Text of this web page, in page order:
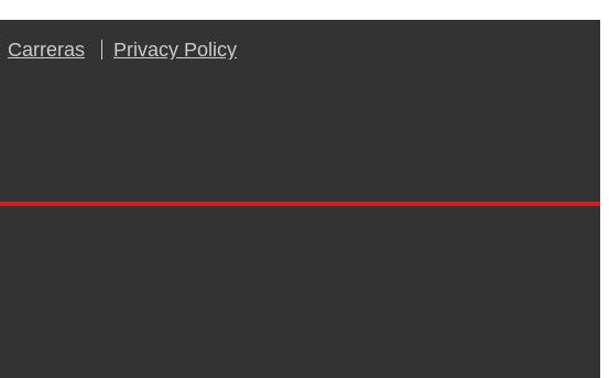
Carreras Privacy Policy